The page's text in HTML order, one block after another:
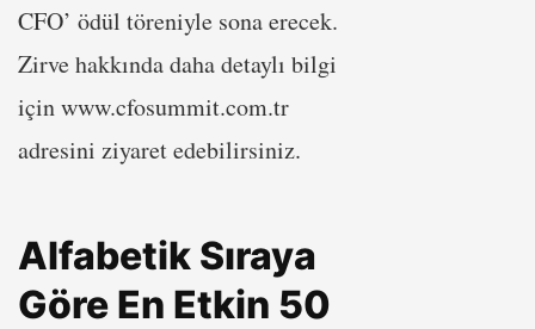
CFO’ ödül töreniyle sona erecek.
Zirve hakkında daha detaylı bilgi
için www.cfosummit.com.tr
adresini ziyaret edebilirsiniz.
Alfabetik Sıraya
Göre En Etkin 50